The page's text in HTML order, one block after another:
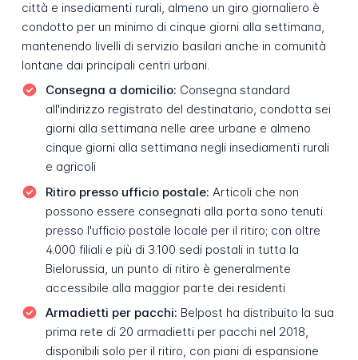
città e insediamenti rurali, almeno un giro giornaliero è
condotto per un minimo di cinque giorni alla settimana,
mantenendo livelli di servizio basilari anche in comunità
lontane dai principali centri urbani.
Consegna a domicilio: Consegna standard
all'indirizzo registrato del destinatario, condotta sei
giorni alla settimana nelle aree urbane e almeno
cinque giorni alla settimana negli insediamenti rurali
e agricoli
Ritiro presso ufficio postale: Articoli che non
possono essere consegnati alla porta sono tenuti
presso l'ufficio postale locale per il ritiro; con oltre
4.000 filiali e più di 3.100 sedi postali in tutta la
Bielorussia, un punto di ritiro è generalmente
accessibile alla maggior parte dei residenti
Armadietti per pacchi: Belpost ha distribuito la sua
prima rete di 20 armadietti per pacchi nel 2018,
disponibili solo per il ritiro, con piani di espansione